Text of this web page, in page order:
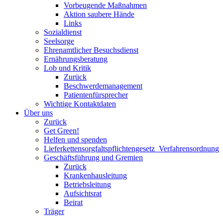
Vorbeugende Maßnahmen
Aktion saubere Hände
Links
Sozialdienst
Seelsorge
Ehrenamtlicher Besuchsdienst
Ernährungsberatung
Lob und Kritik
Zurück
Beschwerdemanagement
Patientenfürsprecher
Wichtige Kontaktdaten
Über uns
Zurück
Get Green!
Helfen und spenden
Lieferkettensorgfaltspflichtengesetz_Verfahrensordnung
Geschäftsführung und Gremien
Zurück
Krankenhausleitung
Betriebsleitung
Aufsichtsrat
Beirat
Träger